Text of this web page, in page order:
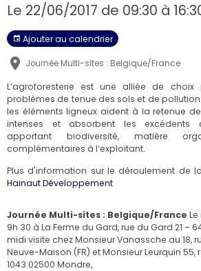
Le 22/06/2017 de 09:30 à
Ajouter au calendrier
Journée Multi-sites : Belgique/France
L’agroforesterie est une alliée de
problèmes de tenue des sols et de pollution
les éléments ligneux aident à la retenue
intenses et absorbent les excédents
apportant biodiversité, matière
complémentaires à l’exploitant.
Plus d'information sur le déroulement de
Hainaut Développement
Journée Multi-sites : Belgique/France
9h 30 à La Ferme du Gard, rue du Gard 21 –
midi visite chez Monsieur Vanassche au 18,
Neuve-Maison (FR) et Monsieur Leurquin
1043 02500 Mondre,